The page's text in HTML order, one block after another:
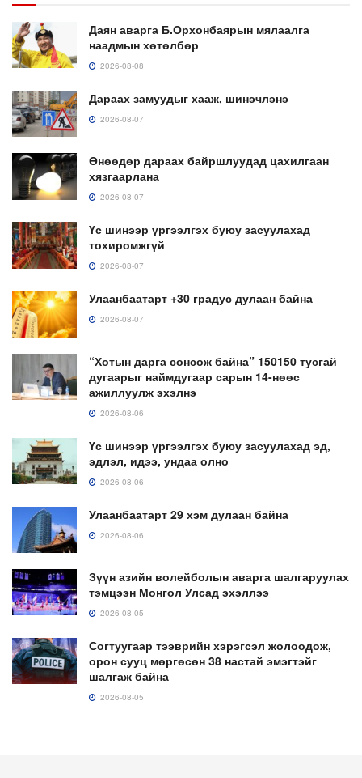
Даян аварга Б.Орхонбаярын мялаалга
наадмын хөтөлбөр
2026-08-08
Дараах замуудыг хааж, шинэчлэнэ
2026-08-07
Өнөөдөр дараах байршлуудад цахилгаан
хязгаарлана
2026-08-07
Үс шинээр үргээлгэх буюу засуулахад
тохиромжгүй
2026-08-07
Улаанбаатарт +30 градус дулаан байна
2026-08-07
“Хотын дарга сонсож байна” 150150 тусгай
дугаарыг наймдугаар сарын 14-нөөс
ажиллуулж эхэлнэ
2026-08-06
Үс шинээр үргээлгэх буюу засуулахад эд,
эдлэл, идээ, ундаа олно
2026-08-06
Улаанбаатарт 29 хэм дулаан байна
2026-08-06
Зүүн азийн волейболын аварга шалгаруулах
тэмцээн Монгол Улсад эхэллээ
2026-08-05
Согтуугаар тээврийн хэрэгсэл жолоодож,
орон сууц мөргөсөн 38 настай эмэгтэйг
шалгаж байна
2026-08-05